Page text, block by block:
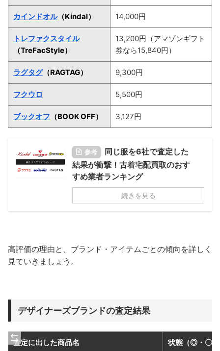
カインドオル（Kindal） 14,000円
トレファクスタイル
（TreFacStyle）
13,200円（アマゾンギフト
券なら15,840円）
ラグタグ（RAGTAG） 9,300円
フクウロ 5,500円
ブックオフ （BOOK OFF） 3,127円
参考
同じ服を6社で査定した
結果が衝撃！古着宅配買取のおす
すめ業者ランキング
続きを見る
高評価の理由と、ブランド・アイテムごとの傾向を詳しく
見ていきましょう。
デザイナーズブランドの査定結果
査定に出した商品名 状態（◎・〇